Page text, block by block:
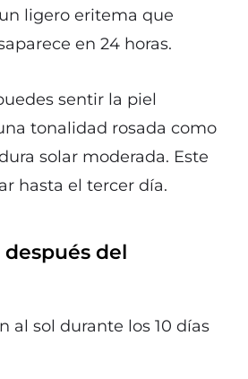
ligero eritema que
en 24 horas.
sentir la piel
tonalidad rosada como
solar moderada. Este
hasta el tercer día.
después del
al sol durante los 10 días